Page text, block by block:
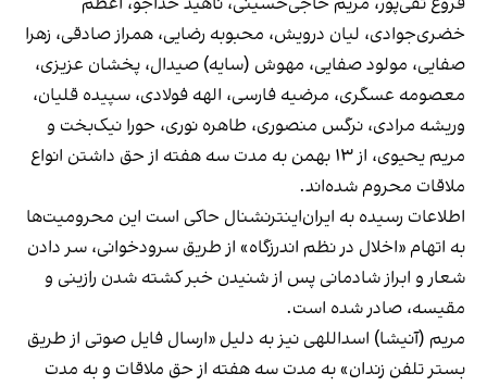
خضری‌جوادی، لیان درویش، محبوبه رضایی، همراز صادقی، زهرا
صفایی، مولود صفایی، مهوش (سایه) صیدال، پخشان عزیزی،
معصومه عسگری، مرضیه فارسی، الهه فولادی، سپیده قلیان،
وریشه مرادی، نرگس منصوری، طاهره نوری، حورا نیک‌بخت و
مریم یحیوی، از ۱۳ بهمن به مدت سه هفته از حق داشتن انواع
ملاقات محروم شده‌اند.
اطلاعات رسیده به ایران‌اینترنشنال حاکی است این محرومیت‌ها
به اتهام «اخلال در نظم اندرزگاه» از طریق سرودخوانی، سر دادن
شعار و ابراز شادمانی پس از شنیدن خبر کشته شدن رازینی و
مقیسه، صادر شده است.
مریم (آنیشا) اسداللهی نیز به دلیل «ارسال فایل صوتی از طریق
بستر تلفن زندان» به مدت سه هفته از حق ملاقات و به مدت